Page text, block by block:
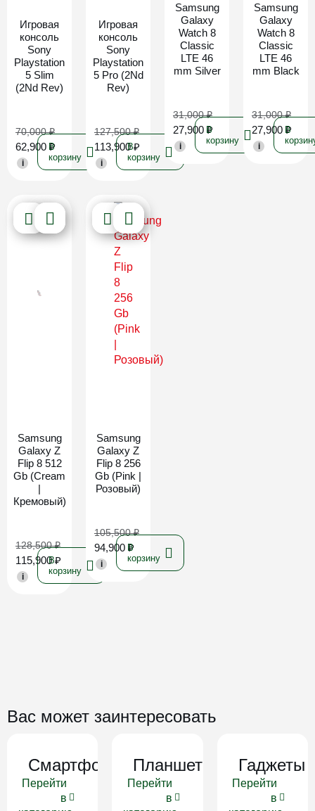
Игровая
консоль
Sony
Playstation
5 Slim
(2Nd Rev)
70,000₽
62,900 ₽
i
В
корзину
Игровая
консоль
Sony
Playstation
5 Pro (2Nd
Rev)
127,500₽
113,900₽
i
В
корзину
Samsung
Galaxy
Watch 8
Classic
LTE 46
mm Silver
31,000₽
27,900 ₽
i
В
корзину
Samsung
Galaxy
Watch 8
Classic
LTE 46
mm Black
31,000₽
27,900 ₽
i
В
Samsung
Galaxy Z
Flip 8 512
Gb (Cream
|
Кремовый)
128,500₽
115,900₽
i
В
корзину
Samsung
Galaxy Z
Flip 8 256
Gb (Pink |
Розовый)
105,500₽
94,900 ₽
i
В
корзину
Вас может заинтересовать
Смартфоны
Перейти
в
Планшеты
Перейти
в
Гаджеты
Перейти
в